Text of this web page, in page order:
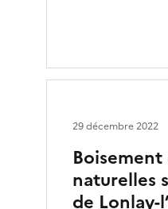
naturelles
de Lonlay-
29 décembre 2022